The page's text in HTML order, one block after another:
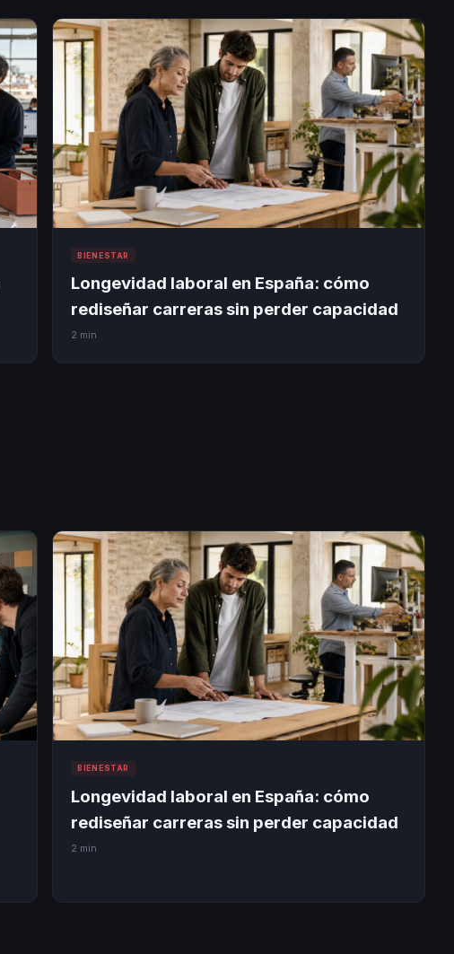
BIENESTAR
Longevidad laboral en España: cómo
rediseñar carreras sin perder capacidad
2 min
BIENESTAR
Longevidad laboral en España: cómo
rediseñar carreras sin perder capacidad
2 min